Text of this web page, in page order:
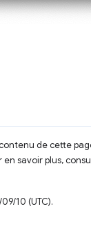
de cette
en savoir plus,
10 (UTC).